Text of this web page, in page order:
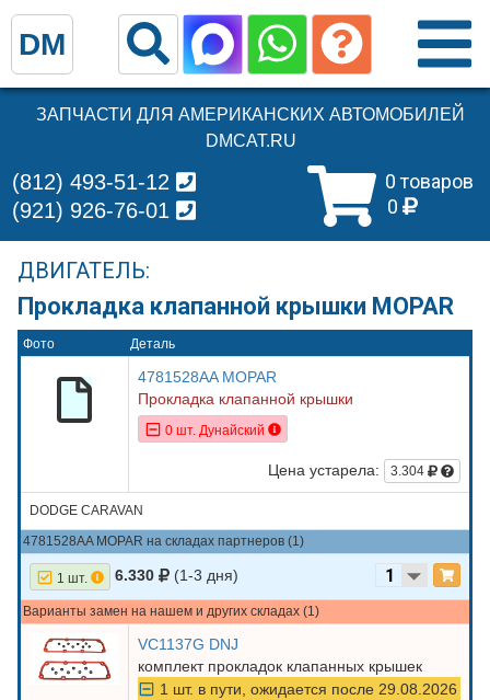
ЗАПЧАСТИ ДЛЯ АМЕРИКАНСКИХ АВТОМОБИЛЕЙ
DMCAT.RU
0 товаров
0
(812) 493-51-12
(921) 926-76-01
ДВИГАТЕЛЬ:
Прокладка клапанной крышки MOPAR
Фото Деталь
4781528AA MOPAR
Прокладка клапанной крышки
0 шт. Дунайский
Цена устарела: 3.304
DODGE CARAVAN
4781528AA MOPAR на складах партнеров (1)
1 шт. 6.330 (1-3 дня)
Варианты замен на нашем и других складах (1)
VC1137G DNJ
комплект прокладок клапанных крышек
1 шт. в пути, ожидается после 29.08.2026
DM